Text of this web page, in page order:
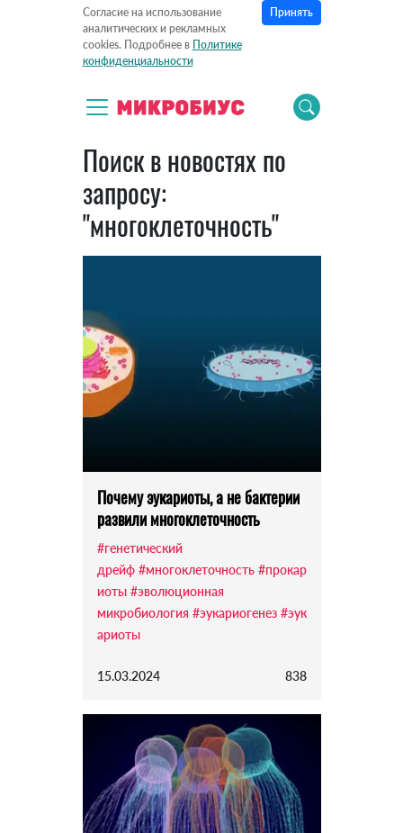
Согласие на использование
аналитических и рекламных
cookies. Подробнее в Политике
конфиденциальности
Принять
Поиск в новостях по
запросу:
"многоклеточность"
Почему эукариоты, а не бактерии
развили многоклеточность
#генетический
дрейф #многоклеточность #прокар
иоты #эволюционная
микробиология #эукариогенез #эук
ариоты
15.03.2024 838